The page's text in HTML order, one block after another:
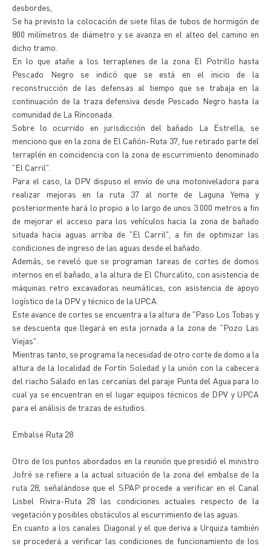
desbordes,
Se ha previsto la colocación de siete filas de tubos de hormigón de
800 milímetros de diámetro y se avanza en el alteo del camino en
dicho tramo.
En lo que atañe a los terraplenes de la zona El Potrillo hasta
Pescado Negro se indicó que se está en el inicio de la
reconstrucción de las defensas al tiempo que se trabaja en la
continuación de la traza defensiva desde Pescado Negro hasta la
comunidad de La Rinconada.
Sobre lo ocurrido en jurisdicción del bañado La Estrella, se
menciono que en la zona de El Cañón-Ruta 37, fue retirado parte del
terraplén en coincidencia con la zona de escurrimiento denominado
"El Carril".
Para el caso, la DPV dispuso el envío de una motoniveladora para
realizar mejoras en la ruta 37 al norte de Laguna Yema y
posteriormente hará lo propio a lo largo de unos 3.000 metros a fin
de mejorar el acceso para los vehículos hacia la zona de bañado
situada hacia aguas arriba de "El Carril", a fin de optimizar las
condiciones de ingreso de las aguas desde el bañado.
Además, se reveló que se programan tareas de cortes de domos
internos en el bañado, a la altura de El Churcalito, con asistencia de
máquinas retro excavadoras neumáticas, con asistencia de apoyo
logístico de la DPV y técnico de la UPCA.
Este avance de cortes se encuentra a la altura de "Paso Los Tobas y
se descuenta que llegará en esta jornada a la zona de "Pozo Las
Viejas".
Mientras tanto, se programa la necesidad de otro corte de domo a la
altura de la localidad de Fortín Soledad y la unión con la cabecera
del riacho Salado en las cercanías del paraje Punta del Agua para lo
cual ya se encuentran en el lugar equipos técnicos de DPV y UPCA
para el análisis de trazas de estudios.
Embalse Ruta 28
Otro de los puntos abordados en la reunión que presidió el ministro
Jofré se refiere a la actual situación de la zona del embalse de la
ruta 28, señalándose que el SPAP procede a verificar en el Canal
Lisbel Rivira-Ruta 28 las condiciones actuales respecto de la
vegetación y posibles obstáculos al escurrimiento de las aguas.
En cuanto a los canales Diagonal y el que deriva a Urquiza también
se procederá a verificar las condiciones de funcionamiento de los